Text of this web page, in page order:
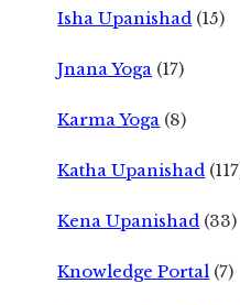
Isha Upanishad (15)
Jnana Yoga (17)
Karma Yoga (8)
Katha Upanishad
Kena Upanishad (33)
Knowledge Portal (7)